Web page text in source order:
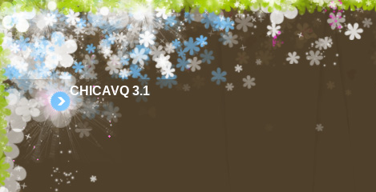
CHICAVQ 3.1